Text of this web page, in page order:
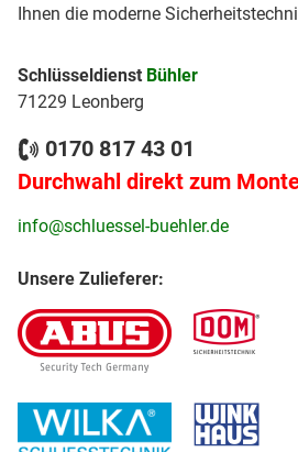
Ihnen die moderne
Schlüsseldienst Bühler
71229 Leonberg
0170 817 43 01
Durchwahl direkt zum
info@schluessel-buehler.de
Unsere Zulieferer: